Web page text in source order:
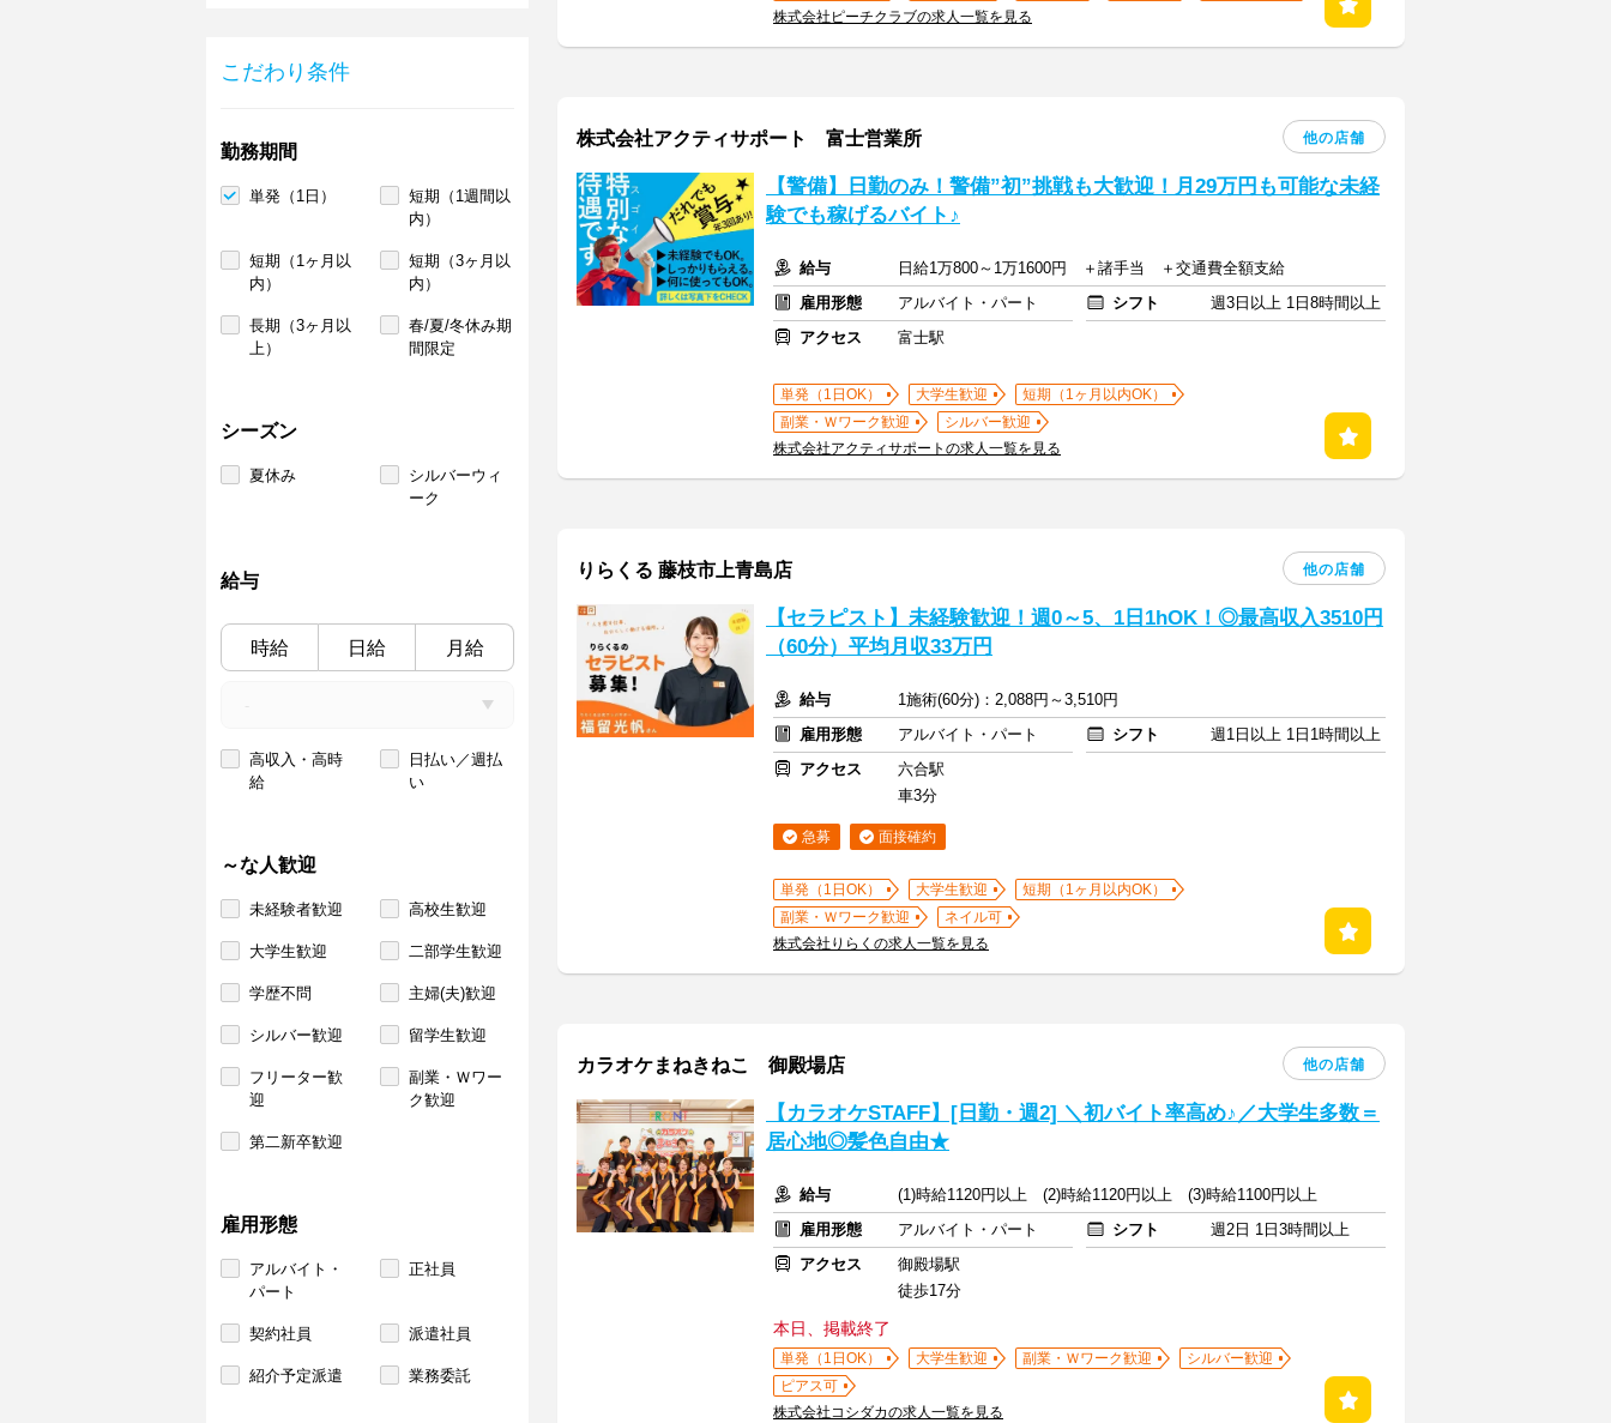
こだわり条件
勤務期間
単発（1日）
短期（1週間以
内）
短期（1ヶ月以
内）
短期（3ヶ月以
内）
長期（3ヶ月以
上）
春/夏/冬休み期
間限定
シーズン
夏休み
シルバーウィ
ーク
給与
時給 日給 月給
高収入・高時
給
日払い／週払
い
～な人歓迎
未経験者歓迎 高校生歓迎
大学生歓迎 二部学生歓迎
学歴不問 主婦(夫)歓迎
シルバー歓迎 留学生歓迎
フリーター歓
迎
副業・Ｗワー
ク歓迎
第二新卒歓迎
雇用形態
アルバイト・
パート
正社員
契約社員 派遣社員
紹介予定派遣 業務委託
株式会社ピーチクラブの求人一覧を見る
株式会社アクティサポート 富士営業所 他の店舗
【警備】日勤のみ！警備”初”挑戦も大歓迎！月29万円も可能な未経
験でも稼げるバイト♪
給与
日給1万800～1万1600円 ＋諸手当 ＋交通費全額支給
雇用形態
アルバイト・パート シフト
週3日以上 1日8時間以上
アクセス
富士駅
単発（1日OK） 大学生歓迎
短期（1ヶ月以内OK）
副業・Ｗワーク歓迎
シルバー歓迎
株式会社アクティサポートの求人一覧を見る
りらくる 藤枝市上青島店 他の店舗
【セラピスト】未経験歓迎！週0～5、1日1hOK！◎最高収入3510円
（60分）平均月収33万円
給与
1施術(60分)：2,088円～3,510円
雇用形態
アルバイト・パート シフト
週1日以上 1日1時間以上
アクセス
六合駅
車3分
急募 面接確約
単発（1日OK） 大学生歓迎
短期（1ヶ月以内OK）
副業・Ｗワーク歓迎
ネイル可
株式会社りらくの求人一覧を見る
カラオケまねきねこ 御殿場店 他の店舗
【カラオケSTAFF】[日勤・週2] ＼初バイト率高め♪／大学生多数＝
居心地◎髪色自由★
給与
(1)時給1120円以上 (2)時給1120円以上 (3)時給1100円以上
雇用形態
アルバイト・パート シフト
週2日 1日3時間以上
アクセス
御殿場駅
徒歩17分
本日、掲載終了
単発（1日OK） 大学生歓迎 副業・Ｗワーク歓迎
シルバー歓迎
ピアス可
株式会社コシダカの求人一覧を見る